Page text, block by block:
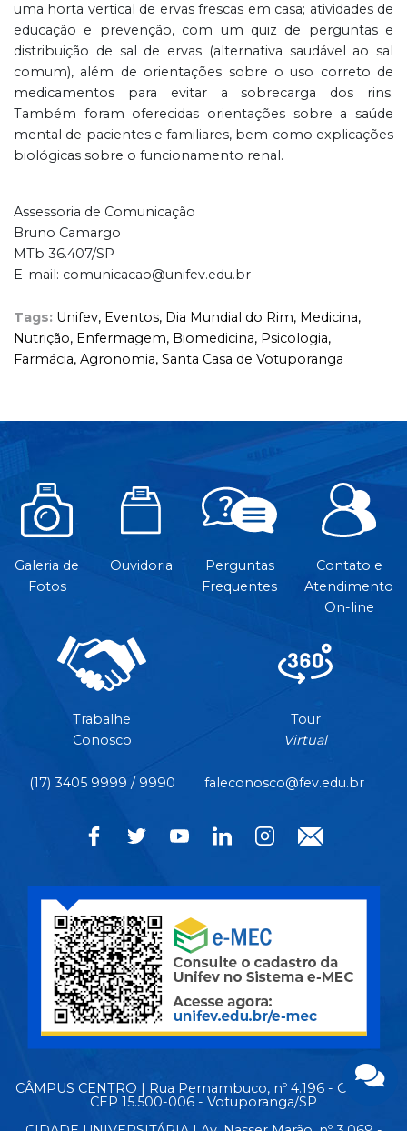
uma horta vertical de ervas frescas em casa; atividades de
educação e prevenção, com um quiz de perguntas e
distribuição de sal de ervas (alternativa saudável ao sal
comum), além de orientações sobre o uso correto de
medicamentos para evitar a sobrecarga dos rins.
Também foram oferecidas orientações sobre a saúde
mental de pacientes e familiares, bem como explicações
biológicas sobre o funcionamento renal.
Assessoria de Comunicação
Bruno Camargo
MTb 36.407/SP
E-mail: comunicacao@unifev.edu.br
Tags: Unifev, Eventos, Dia Mundial do Rim, Medicina,
Nutrição, Enfermagem, Biomedicina, Psicologia,
Farmácia, Agronomia, Santa Casa de Votuporanga
Galeria de
Fotos
Ouvidoria
Perguntas
Frequentes
Contato e
Atendimento
On-line
Trabalhe
Conosco
Tour
Virtual
(17) 3405 9999 / 9990 faleconosco@fev.edu.br
CÂMPUS CENTRO | Rua Pernambuco, nº 4.196 - Centro -
CEP 15.500-006 - Votuporanga/SP